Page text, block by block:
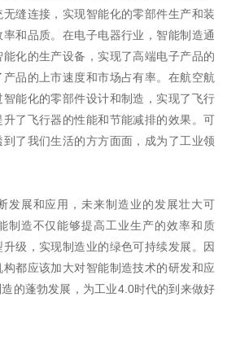
缝连接，实现智能化的零部件生产和装
和品质。在电子电器行业，智能制造通
化的生产设备，实现了高端电子产品的
品的上市速度和市场占有率。在航空航
能化的零部件设计和制造，实现了飞行
了飞行器的性能和节能减排的效果。可
了我们生活的方方面面，成为了工业领
发展和应用，未来制造业的发展壮大可
制造不仅能够提高工业生产的效率和质
级，实现制造业的绿色可持续发展。因
都应该加大对智能制造技术的研发和应
的蓬勃发展，为工业4.0时代的到来做好